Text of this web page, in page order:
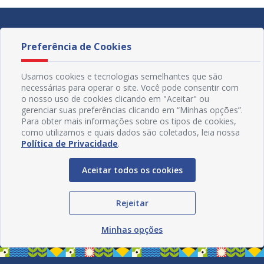
Preferência de Cookies
Usamos cookies e tecnologias semelhantes que são
necessárias para operar o site. Você pode consentir com
o nosso uso de cookies clicando em "Aceitar" ou
gerenciar suas preferências clicando em “Minhas opções”.
Para obter mais informações sobre os tipos de cookies,
como utilizamos e quais dados são coletados, leia nossa
Política de Privacidade.
Aceitar todos os cookies
Rejeitar
Minhas opções